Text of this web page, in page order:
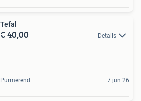
Tefal
€ 40,00 Details
Purmerend 7 jun 26